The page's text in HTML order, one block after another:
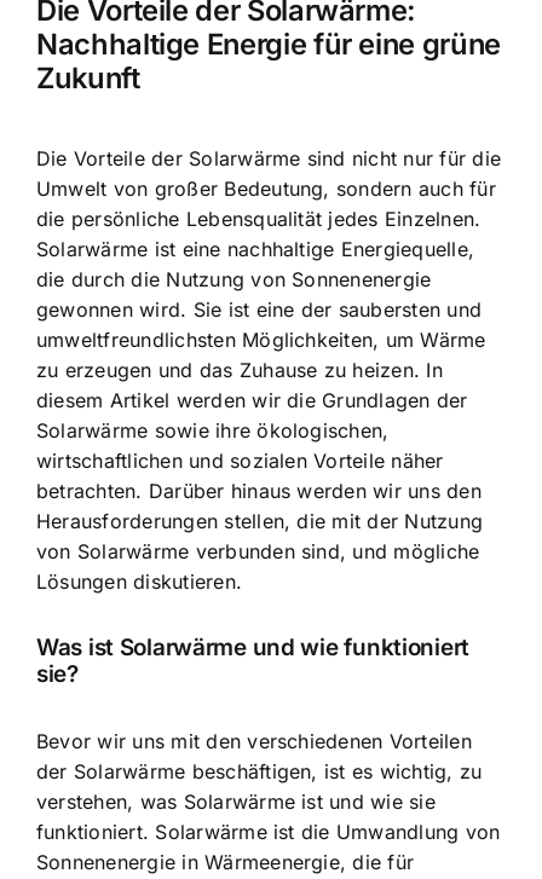
Die Vorteile der Solarwärme:
Nachhaltige Energie für eine grüne
Zukunft
Die Vorteile der Solarwärme sind nicht nur für die
Umwelt von großer Bedeutung, sondern auch für
die persönliche Lebensqualität jedes Einzelnen.
Solarwärme ist eine nachhaltige Energiequelle,
die durch die Nutzung von Sonnenenergie
gewonnen wird. Sie ist eine der saubersten und
umweltfreundlichsten Möglichkeiten, um Wärme
zu erzeugen und das Zuhause zu heizen. In
diesem Artikel werden wir die Grundlagen der
Solarwärme sowie ihre ökologischen,
wirtschaftlichen und sozialen Vorteile näher
betrachten. Darüber hinaus werden wir uns den
Herausforderungen stellen, die mit der Nutzung
von Solarwärme verbunden sind, und mögliche
Lösungen diskutieren.
Was ist Solarwärme und wie funktioniert
sie?
Bevor wir uns mit den verschiedenen Vorteilen
der Solarwärme beschäftigen, ist es wichtig, zu
verstehen, was Solarwärme ist und wie sie
funktioniert. Solarwärme ist die Umwandlung von
Sonnenenergie in Wärmeenergie, die für